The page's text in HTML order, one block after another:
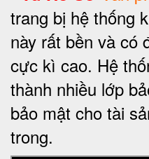
trang bị hệ thống
này rất bền và có
cực kì cao. Hệ
thành nhiều lớp
bảo mật cho tài
trong.